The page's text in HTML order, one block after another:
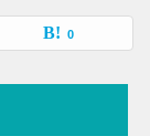
0